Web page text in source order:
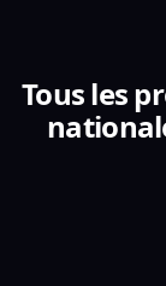
Tous les